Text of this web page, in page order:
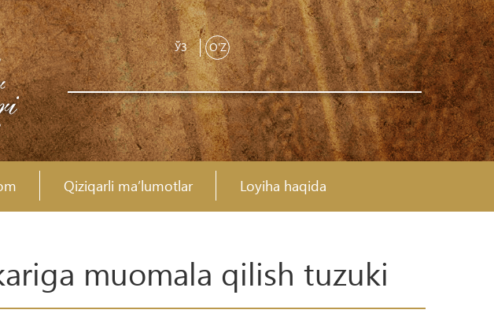
ЎЗ O'Z
Qiziqarli ma’lumotlar Loyiha haqida
muomala qilish tuzuki